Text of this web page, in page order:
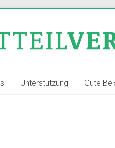
Unterstützung Gute